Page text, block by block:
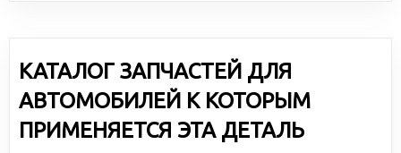
КАТАЛОГ ЗАПЧАСТЕЙ ДЛЯ
АВТОМОБИЛЕЙ К КОТОРЫМ
ПРИМЕНЯЕТСЯ ЭТА ДЕТАЛЬ